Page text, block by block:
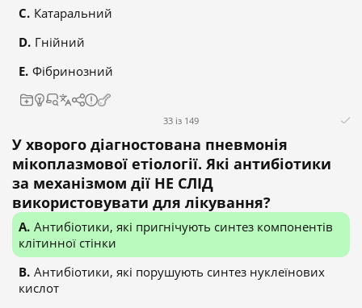
Катаральний
Гнійний
Фібринозний
33 із 149
У хворого діагностована пневмонія
мікоплазмової етіології. Які антибіотики
за механізмом дії НЕ СЛІД
використовувати для лікування?
Антибіотики, які пригнічують синтез компонентів
клітинної стінки
Антибіотики, які порушують синтез нуклеїнових
кислот